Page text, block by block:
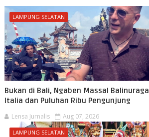
LAMPUNG SELATAN
Bukan di Bali, Ngaben Massal
Italia dan Puluhan Ribu Pengunjung
Lensa Jurnalis Aug 07, 2026
LAMPUNG SELATAN